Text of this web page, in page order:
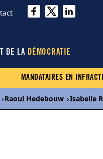
DE LA DÉMOCRATIE
MANDATAIRES EN
›Raoul Hedebouw ›Isabelle